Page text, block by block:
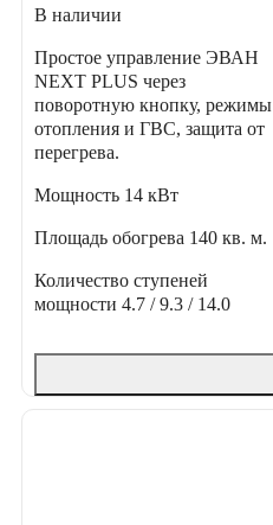
В наличии
Простое управление ЭВАН
NEXT PLUS через
поворотную кнопку, режимы
отопления и ГВС, защита от
перегрева.
Мощность 14 кВт
Площадь обогрева 140 кв. м.
Количество ступеней
мощности 4.7 / 9.3 / 14.0